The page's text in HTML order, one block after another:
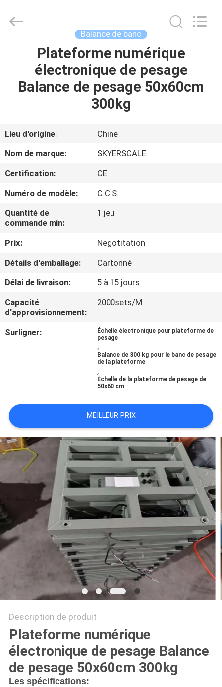
MAISON
VIDÉOS
À
PROPOS
DE
VISITE
DE
L'USINE
CONTRÔLE
NOUVELLES
LES
AFFAIRES
DEMANDEZ
UN DEVIS
PLAN
DU
SITE
POLICY
Co.,Limited.
Balance de banc
Plateforme numérique
électronique de pesage
Balance de pesage 50x60cm
300kg
Lieu d'origine:
Chine
Nom de marque:
SKYERSCALE
Certification:
CE
Numéro de modèle:
C.C.S.
Quantité de
commande min:
1 jeu
Prix:
Negotitation
Détails d'emballage:
Cartonné
Délai de livraison:
5 à 15 jours
Capacité
d'approvisionnement:
2000sets/M
Surligner:
Échelle électronique pour plateforme de
pesage
,
Balance de 300 kg pour le banc de pesage
de la plateforme
,
Échelle de la plateforme de pesage de
50x60 cm
MEILLEUR PRIX
Description de produit
Plateforme numérique
électronique de pesage Balance
de pesage 50x60cm 300kg
Les spécifications: